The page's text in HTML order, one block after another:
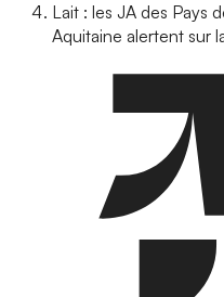
Lait : les JA des Pays
Aquitaine alertent sur